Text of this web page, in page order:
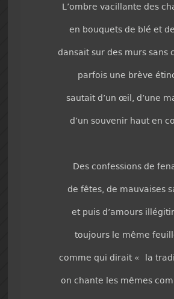
L’ombre vacillante des
en bouquets de blé et
dansait sur des murs sans
parfois une brève
sautait d’un œil, d’une
d’un souvenir haut en
Des confessions de
de fêtes, de mauvaises
et puis d’amours
toujours le même
comme qui dirait « la
on chante les mêmes